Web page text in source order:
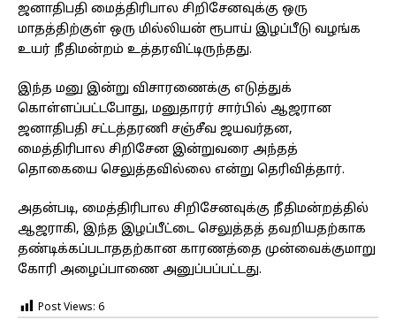
ஜனாதிபதி மைத்திரிபால சிறிசேனவுக்கு ஒரு
மாதத்திற்குள் ஒரு மில்லியன் ரூபாய் இழப்பீடு வழங்க
உயர் நீதிமன்றம் உத்தரவிட்டிருந்தது.
இந்த மனு இன்று விசாரணைக்கு எடுத்துக்
கொள்ளப்பட்டபோது, ​​மனுதாரர் சார்பில் ஆஜரான
ஜனாதிபதி சட்டத்தரணி சஞ்சீவ ஜயவர்தன,
மைத்திரிபால சிறிசேன இன்றுவரை அந்தத்
தொகையை செலுத்தவில்லை என்று தெரிவித்தார்.
அதன்படி, மைத்திரிபால சிறிசேனவுக்கு நீதிமன்றத்தில்
ஆஜராகி, இந்த இழப்பீட்டை செலுத்தத் தவறியதற்காக
தண்டிக்கப்படாததற்கான காரணத்தை முன்வைக்குமாறு
கோரி அழைப்பாணை அனுப்பப்பட்டது.
Post Views: 6